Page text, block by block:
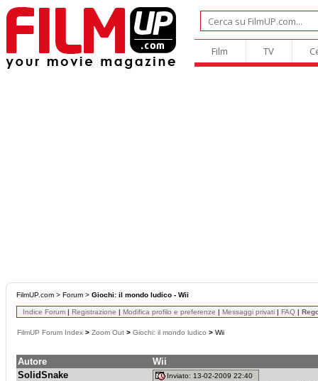
Film TV
FilmUP.com > Forum > Giochi: il mondo ludico - Wii
Indice Forum | Registrazione | Modifica profilo e preferenze | Messaggi privati | FAQ |
FilmUP Forum Index > Zoom Out > Giochi: il mondo ludico > Wii
Autore
Wii
SolidSnake
Inviato: 13-02-2009 22:40